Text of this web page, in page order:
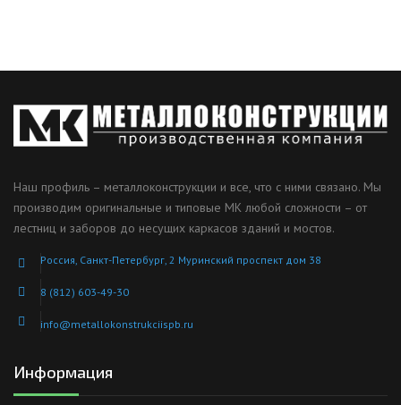
Наш профиль – металлоконструкции и все, что с ними связано. Мы
производим оригинальные и типовые МК любой сложности – от
лестниц и заборов до несущих каркасов зданий и мостов.
Россия, Санкт-Петербург, 2 Муринский проспект дом 38
8 (812) 603-49-30
info@metallokonstrukciispb.ru
Информация